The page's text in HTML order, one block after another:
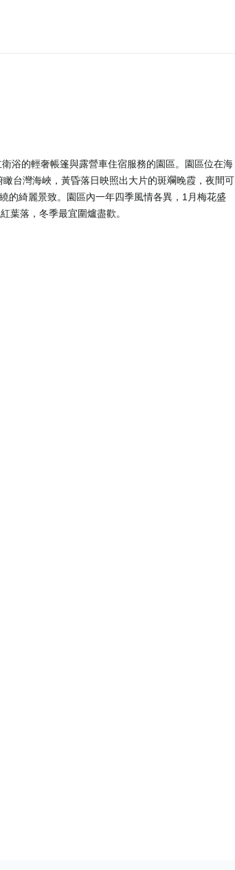
浴的輕奢帳篷與露營車住宿服務的園區。園區位在海
台灣海峽，黃昏落日映照出大片的斑斕晚霞，夜間可
的綺麗景致。園區內一年四季風情各異，1月梅花盛